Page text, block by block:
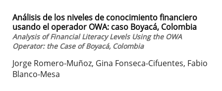
Análisis de los niveles de conocimiento financiero
usando el operador OWA: caso Boyacá, Colombia
Analysis of Financial Literacy Levels Using the OWA
Operator: the Case of Boyacá, Colombia
Jorge Romero-Muñoz, Gina Fonseca-Cifuentes, Fabio
Blanco-Mesa